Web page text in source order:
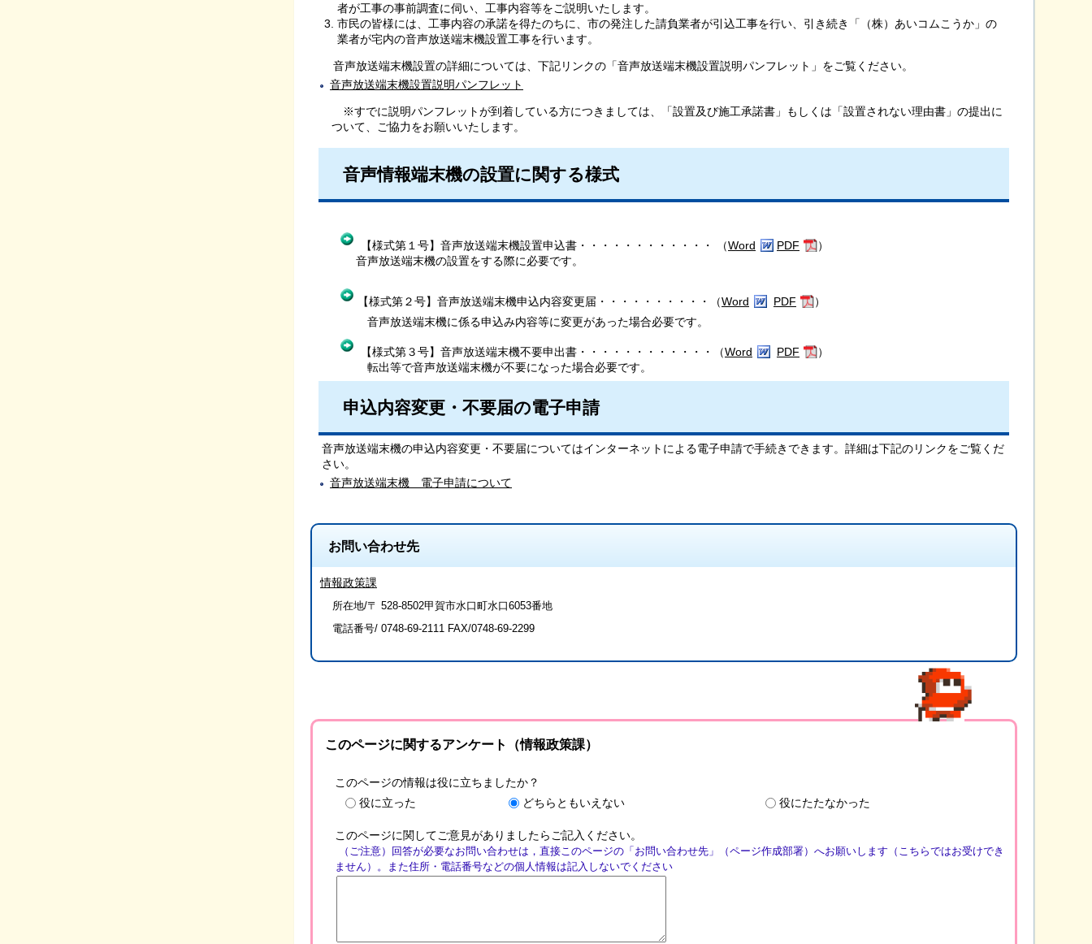
者が工事の事前調査に伺い、工事内容等をご説明いたします。
市民の皆様には、工事内容の承諾を得たのちに、市の発注した請負業者が引込工事を行い、引き続き「（株）あいコムこうか」の
業者が宅内の音声放送端末機設置工事を行います。
音声放送端末機設置の詳細については、下記リンクの「音声放送端末機設置説明パンフレット」をご覧ください。
音声放送端末機設置説明パンフレット
※すでに説明パンフレットが到着している方につきましては、「設置及び施工承諾書」もしくは「設置されない理由書」の提出に
ついて、ご協力をお願いいたします。
音声情報端末機の設置に関する様式
【様式第１号】音声放送端末機設置申込書・・・・・・・・・・・・ （Word PDF
）
音声放送端末機の設置をする際に必要です。
【様式第２号】音声放送端末機申込内容変更届・・・・・・・・・・（Word PDF
）
音声放送端末機に係る申込み内容等に変更があった場合必要です。
【様式第３号】音声放送端末機不要申出書・・・・・・・・・・・・（Word PDF
）
転出等で音声放送端末機が不要になった場合必要です。
申込内容変更・不要届の電子申請
音声放送端末機の申込内容変更・不要届についてはインターネットによる電子申請で手続きできます。詳細は下記のリンクをご覧くだ
さい。
音声放送端末機 電子申請について
お問い合わせ先
情報政策課
所在地/〒 528-8502甲賀市水口町水口6053番地
電話番号/ 0748-69-2111 FAX/0748-69-2299
このページに関するアンケート（情報政策課）
このページの情報は役に立ちましたか？
役に立った
どちらともいえない 役にたたなかった
このページに関してご意見がありましたらご記入ください。
（ご注意）回答が必要なお問い合わせは，直接このページの「お問い合わせ先」（ページ作成部署）へお願いします（こちらではお受けでき
ません）。また住所・電話番号などの個人情報は記入しないでください